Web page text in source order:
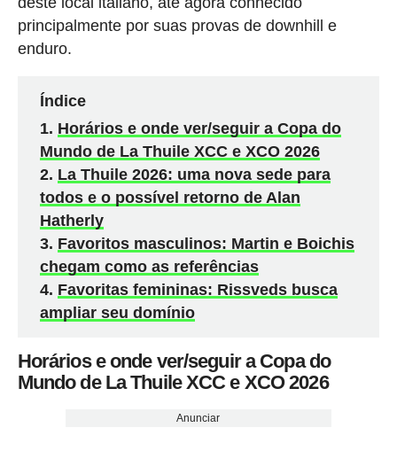
principalmente por suas provas de downhill e
enduro.
Índice
Horários e onde ver/seguir a Copa do
Mundo de La Thuile XCC e XCO 2026
La Thuile 2026: uma nova sede para
todos e o possível retorno de Alan
Hatherly
Favoritos masculinos: Martin e Boichis
chegam como as referências
Favoritas femininas: Rissveds busca
ampliar seu domínio
Horários e onde ver/seguir a Copa do
Mundo de La Thuile XCC e XCO 2026
Anunciar